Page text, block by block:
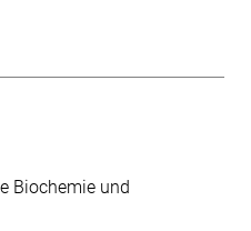
Biochemie und